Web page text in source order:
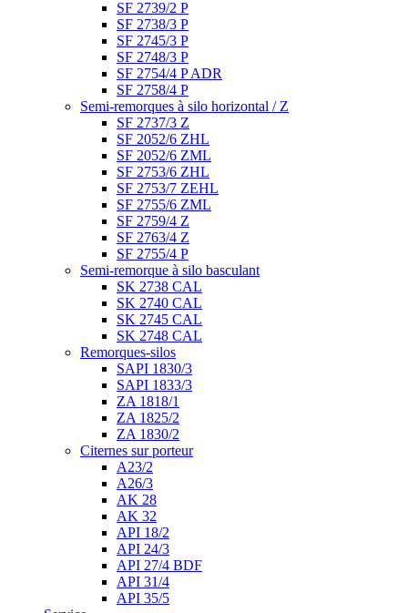
SF 2739/2 P
SF 2738/3 P
SF 2745/3 P
SF 2748/3 P
SF 2754/4 P ADR
SF 2758/4 P
Semi-remorques à silo horizontal / Z
SF 2737/3 Z
SF 2052/6 ZHL
SF 2052/6 ZML
SF 2753/6 ZHL
SF 2753/7 ZEHL
SF 2755/6 ZML
SF 2759/4 Z
SF 2763/4 Z
SF 2755/4 P
Semi-remorque à silo basculant
SK 2738 CAL
SK 2740 CAL
SK 2745 CAL
SK 2748 CAL
Remorques-silos
SAPI 1830/3
SAPI 1833/3
ZA 1818/1
ZA 1825/2
ZA 1830/2
Citernes sur porteur
A23/2
A26/3
AK 28
AK 32
API 18/2
API 24/3
API 27/4 BDF
API 31/4
API 35/5